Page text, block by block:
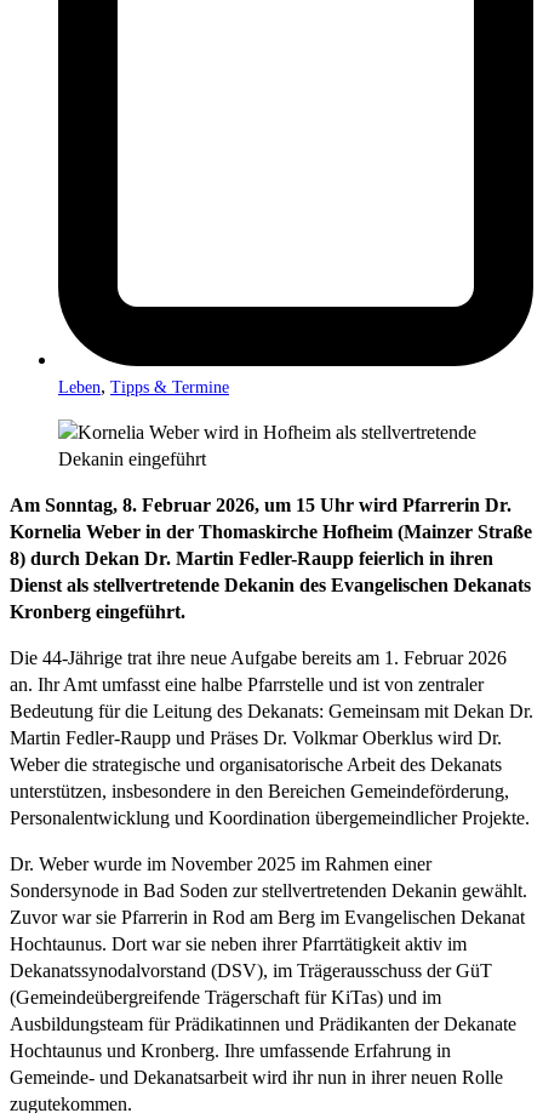
Leben, Tipps & Termine
Am Sonntag, 8. Februar 2026, um 15 Uhr wird Pfarrerin Dr.
Kornelia Weber in der Thomaskirche Hofheim (Mainzer Straße
8) durch Dekan Dr. Martin Fedler-Raupp feierlich in ihren
Dienst als stellvertretende Dekanin des Evangelischen Dekanats
Kronberg eingeführt.
Die 44-Jährige trat ihre neue Aufgabe bereits am 1. Februar 2026
an. Ihr Amt umfasst eine halbe Pfarrstelle und ist von zentraler
Bedeutung für die Leitung des Dekanats: Gemeinsam mit Dekan Dr.
Martin Fedler-Raupp und Präses Dr. Volkmar Oberklus wird Dr.
Weber die strategische und organisatorische Arbeit des Dekanats
unterstützen, insbesondere in den Bereichen Gemeindeförderung,
Personalentwicklung und Koordination übergemeindlicher Projekte.
Dr. Weber wurde im November 2025 im Rahmen einer
Sondersynode in Bad Soden zur stellvertretenden Dekanin gewählt.
Zuvor war sie Pfarrerin in Rod am Berg im Evangelischen Dekanat
Hochtaunus. Dort war sie neben ihrer Pfarrtätigkeit aktiv im
Dekanatssynodalvorstand (DSV), im Trägerausschuss der GüT
(Gemeindeübergreifende Trägerschaft für KiTas) und im
Ausbildungsteam für Prädikatinnen und Prädikanten der Dekanate
Hochtaunus und Kronberg. Ihre umfassende Erfahrung in
Gemeinde- und Dekanatsarbeit wird ihr nun in ihrer neuen Rolle
zugutekommen.